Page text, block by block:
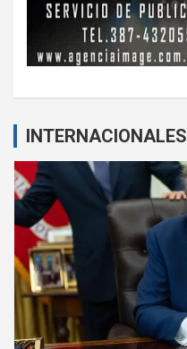
INTERNACIONALES